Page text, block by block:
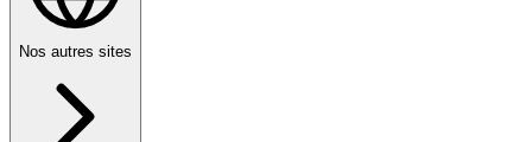
Nos autres sites